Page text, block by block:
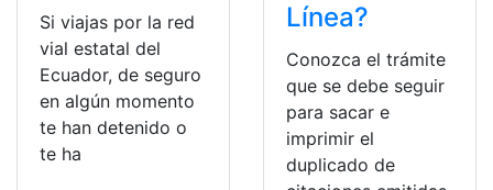
Si viajas por la red
vial estatal del
Ecuador, de seguro
en algún momento
te han detenido o
te ha
Línea?
Conozca el trámite
que se debe seguir
para sacar e
imprimir el
duplicado de